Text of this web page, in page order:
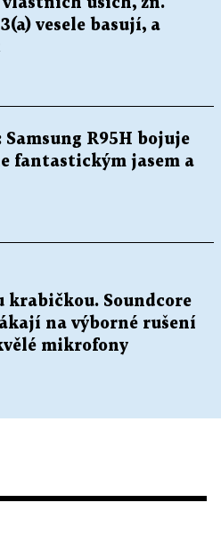
uších, zn.
vesele basují, a
Samsung R95H bojuje
fantastickým jasem a
krabičkou. Soundcore
na výborné rušení
mikrofony